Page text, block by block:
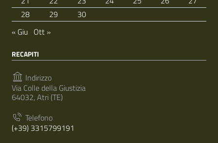
28
29
30
« Giu Ott »
RECAPITI
Indirizzo
Via Colle della Giustizia
64032, Atri (TE)
Telefono
(+39) 3315799191